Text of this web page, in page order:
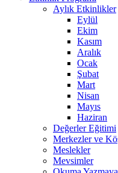
Aylık Etkinlikler
Eylül
Ekim
Kasım
Aralık
Ocak
Şubat
Mart
Nisan
Mayıs
Haziran
Değerler Eğitimi
Merkezler ve
Meslekler
Mevsimler